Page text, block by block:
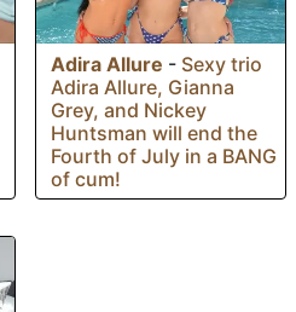
Adira Allure - Sexy trio
Adira Allure, Gianna
Grey, and Nickey
Huntsman will end the
Fourth of July in a BANG
of cum!